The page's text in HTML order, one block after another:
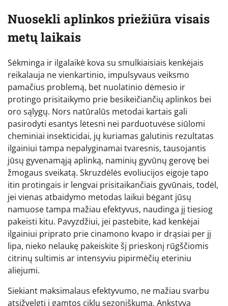
Nuosekli aplinkos priežiūra visais
metų laikais
Sėkminga ir ilgalaikė kova su smulkiaisiais kenkėjais
reikalauja ne vienkartinio, impulsyvaus veiksmo
pamačius problemą, bet nuolatinio dėmesio ir
protingo prisitaikymo prie besikeičiančių aplinkos bei
oro sąlygų. Nors natūralūs metodai kartais gali
pasirodyti esantys lėtesni nei parduotuvėse siūlomi
cheminiai insekticidai, jų kuriamas galutinis rezultatas
ilgainiui tampa nepalyginamai tvaresnis, tausojantis
jūsų gyvenamąją aplinką, naminių gyvūnų gerovę bei
žmogaus sveikatą. Skruzdėlės evoliucijos eigoje tapo
itin protingais ir lengvai prisitaikančiais gyvūnais, todėl,
jei vienas atbaidymo metodas laikui bėgant jūsų
namuose tampa mažiau efektyvus, naudinga jį tiesiog
pakeisti kitu. Pavyzdžiui, jei pastebite, kad kenkėjai
ilgainiui priprato prie cinamono kvapo ir drąsiai per jį
lipa, nieko nelaukę pakeiskite šį prieskonį rūgščiomis
citrinų sultimis ar intensyviu pipirmėčių eteriniu
aliejumi.
Siekiant maksimalaus efektyvumo, ne mažiau svarbu
atsižvelgti į gamtos ciklų sezoniškumą. Ankstyvą